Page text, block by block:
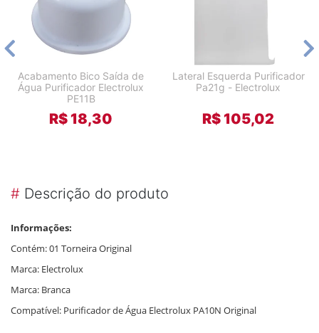
Acabamento Bico Saída de
Água Purificador Electrolux
PE11B
R$ 18,30
Lateral Esquerda Purificador
Pa21g - Electrolux
R$ 105,02
# Descrição do produto
Informações:
Contém: 01 Torneira Original
Marca: Electrolux
Marca: Branca
Compatível: Purificador de Água Electrolux PA10N Original